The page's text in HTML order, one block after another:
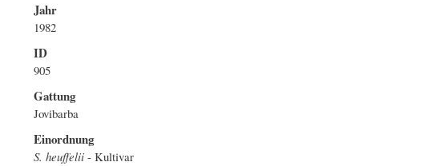
Jahr
1982
ID
905
Gattung
Jovibarba
Einordnung
S. heuffelii - Kultivar